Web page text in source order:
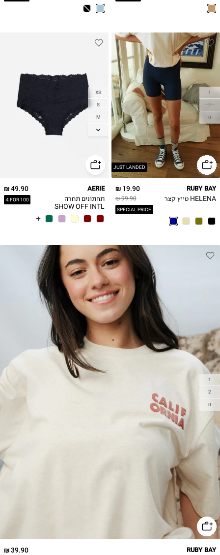
JUST LANDED
1
2
0
19.90 ₪
99.90 ₪
SPECIAL PRICE
RUBY BAY
HELENA טייץ קצר
XS
S
M
L
49.90 ₪
4 FOR 100
AERIE
תחתונים תחרה
SHOW OFF INTL
BLOOM CHEEK
1
2
0
39.90 ₪ RUBY BAY